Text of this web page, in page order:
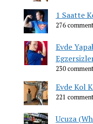
1 Saatte
276
Evde
230
Evde Kol
221
Ucuza